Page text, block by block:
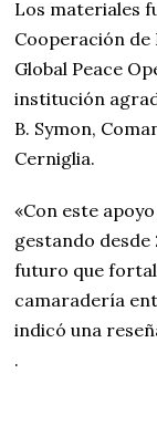
Los materiales
Cooperación de
Global Peace
institución
B. Symon,
Cerniglia.
«Con este
gestando desde
futuro que
camaradería
indicó una
.